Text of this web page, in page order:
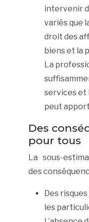
intervenir
variés que
droit des
biens et la
La
services et
peut
Des
pour tous
La sous-
des
Des
les